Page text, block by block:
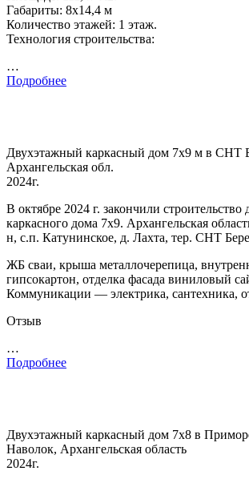
Габариты: 8х14,4 м
Количество этажей: 1 этаж.
Технология строительства:
…
Подробнее
Двухэтажный каркасный дом 7х9 м в СНТ
Архангельская обл.
2024г.
В октябре 2024 г. закончили строительство
каркасного дома 7х9. Архангельская
н, с.п. Катунинское, д. Лахта, тер. СНТ
ЖБ сваи, крыша металлочерепица,
гипсокартон, отделка фасада виниловый
Коммуникации — электрика, сантехника,
Отзыв
…
Подробнее
Двухэтажный каркасный дом 7х8 в
Наволок, Архангельская область
2024г.